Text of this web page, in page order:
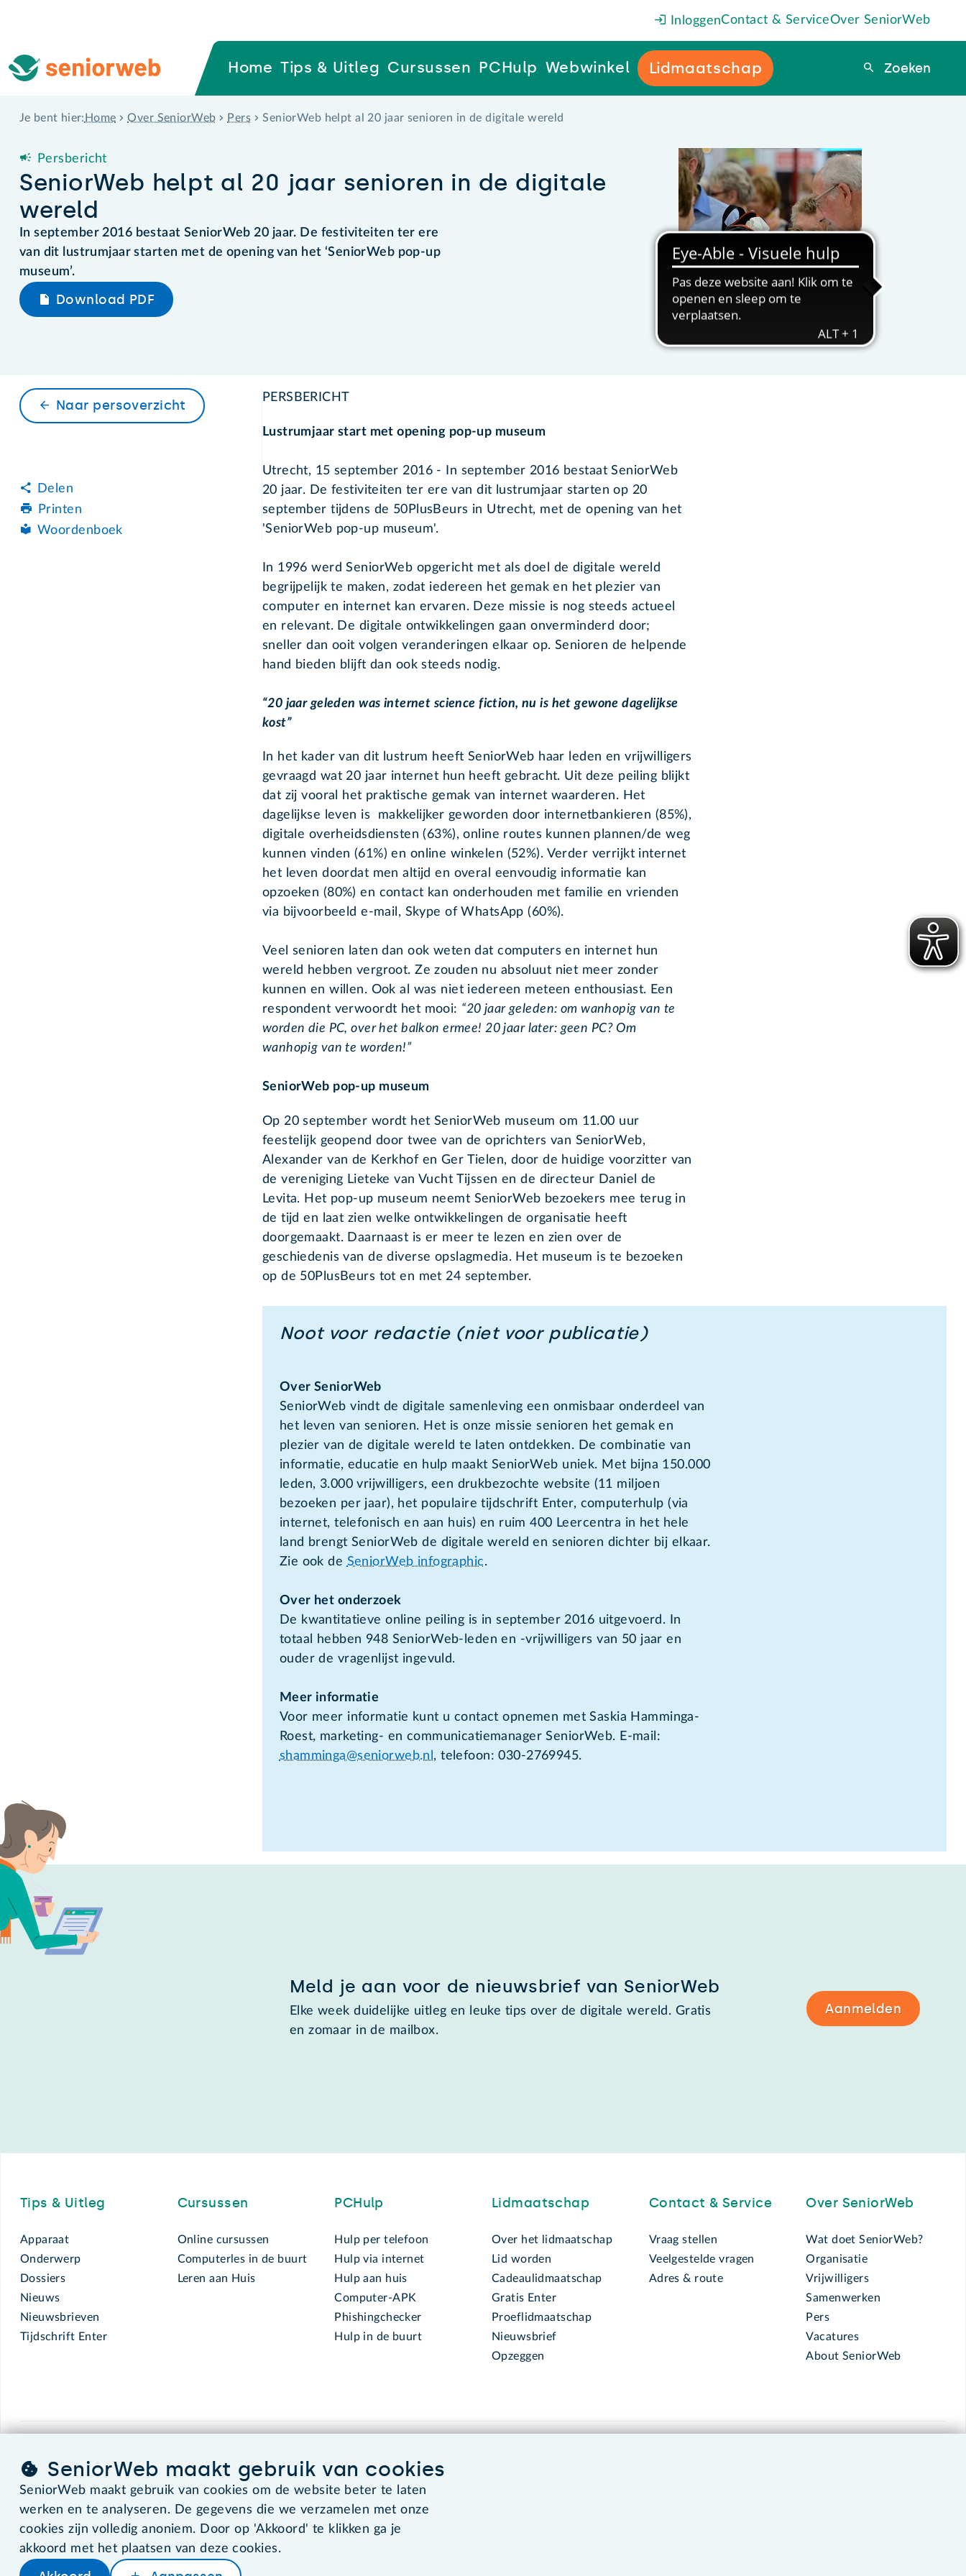
InloggenContact & ServiceOver SeniorWeb
Home Tips & Uitleg Cursussen PCHulp Webwinkel Lidmaatschap Zoeken
Zoeken
Je bent hier: Home Over SeniorWeb Pers SeniorWeb helpt al 20 jaar senioren in de digitale wereld
SeniorWeb helpt al 20 jaar senioren in de digitale
wereld
Persbericht
In september 2016 bestaat SeniorWeb 20 jaar. De festiviteiten ter ere
van dit lustrumjaar starten met de opening van het ‘SeniorWeb pop-up
museum’.
Download PDF
Naar persoverzicht
Delen
Printen
Woordenboek
PERSBERICHT
Lustrumjaar start met opening pop-up museum
Utrecht, 15 september 2016 - In september 2016 bestaat SeniorWeb
20 jaar. De festiviteiten ter ere van dit lustrumjaar starten op 20
september tijdens de 50PlusBeurs in Utrecht, met de opening van het
'SeniorWeb pop-up museum'.
In 1996 werd SeniorWeb opgericht met als doel de digitale wereld
begrijpelijk te maken, zodat iedereen het gemak en het plezier van
computer en internet kan ervaren. Deze missie is nog steeds actueel
en relevant. De digitale ontwikkelingen gaan onverminderd door;
sneller dan ooit volgen veranderingen elkaar op. Senioren de helpende
hand bieden blijft dan ook steeds nodig.
“20 jaar geleden was internet science fiction, nu is het gewone dagelijkse
kost”
In het kader van dit lustrum heeft SeniorWeb haar leden en vrijwilligers
gevraagd wat 20 jaar internet hun heeft gebracht. Uit deze peiling blijkt
dat zij vooral het praktische gemak van internet waarderen. Het
dagelijkse leven is makkelijker geworden door internetbankieren (85%),
digitale overheidsdiensten (63%), online routes kunnen plannen/de weg
kunnen vinden (61%) en online winkelen (52%). Verder verrijkt internet
het leven doordat men altijd en overal eenvoudig informatie kan
opzoeken (80%) en contact kan onderhouden met familie en vrienden
via bijvoorbeeld e-mail, Skype of WhatsApp (60%).
Veel senioren laten dan ook weten dat computers en internet hun
wereld hebben vergroot. Ze zouden nu absoluut niet meer zonder
kunnen en willen. Ook al was niet iedereen meteen enthousiast. Een
respondent verwoordt het mooi: “20 jaar geleden: om wanhopig van te
worden die PC, over het balkon ermee! 20 jaar later: geen PC? Om
wanhopig van te worden!”
SeniorWeb pop-up museum
Op 20 september wordt het SeniorWeb museum om 11.00 uur
feestelijk geopend door twee van de oprichters van SeniorWeb,
Alexander van de Kerkhof en Ger Tielen, door de huidige voorzitter van
de vereniging Lieteke van Vucht Tijssen en de directeur Daniel de
Levita. Het pop-up museum neemt SeniorWeb bezoekers mee terug in
de tijd en laat zien welke ontwikkelingen de organisatie heeft
doorgemaakt. Daarnaast is er meer te lezen en zien over de
geschiedenis van de diverse opslagmedia. Het museum is te bezoeken
op de 50PlusBeurs tot en met 24 september.
Noot voor redactie (niet voor publicatie)
Over SeniorWeb
SeniorWeb vindt de digitale samenleving een onmisbaar onderdeel van
het leven van senioren. Het is onze missie senioren het gemak en
plezier van de digitale wereld te laten ontdekken. De combinatie van
informatie, educatie en hulp maakt SeniorWeb uniek. Met bijna 150.000
leden, 3.000 vrijwilligers, een drukbezochte website (11 miljoen
bezoeken per jaar), het populaire tijdschrift Enter, computerhulp (via
internet, telefonisch en aan huis) en ruim 400 Leercentra in het hele
land brengt SeniorWeb de digitale wereld en senioren dichter bij elkaar.
Zie ook de SeniorWeb infographic.
Over het onderzoek
De kwantitatieve online peiling is in september 2016 uitgevoerd. In
totaal hebben 948 SeniorWeb-leden en -vrijwilligers van 50 jaar en
ouder de vragenlijst ingevuld.
Meer informatie
Voor meer informatie kunt u contact opnemen met Saskia Hamminga-
Roest, marketing- en communicatiemanager SeniorWeb. E-mail:
shamminga@seniorweb.nl , telefoon: 030-2769945.
Meld je aan voor de nieuwsbrief van SeniorWeb
Elke week duidelijke uitleg en leuke tips over de digitale wereld. Gratis
en zomaar in de mailbox.
Aanmelden
Tips & Uitleg
Apparaat
Onderwerp
Dossiers
Nieuws
Nieuwsbrieven
Tijdschrift Enter
Cursussen
Online cursussen
Computerles in de buurt
Leren aan Huis
PCHulp
Hulp per telefoon
Hulp via internet
Hulp aan huis
Computer-APK
Phishingchecker
Hulp in de buurt
Lidmaatschap
Over het lidmaatschap
Lid worden
Cadeaulidmaatschap
Gratis Enter
Proeflidmaatschap
Nieuwsbrief
Opzeggen
Contact & Service
Vraag stellen
Veelgestelde vragen
Adres & route
Over SeniorWeb
Wat doet SeniorWeb?
Organisatie
Vrijwilligers
Samenwerken
Pers
Vacatures
About SeniorWeb
SeniorWeb. De computerhulp voor u.
©2026 SeniorWeb
SeniorWeb maakt gebruik van cookies
SeniorWeb maakt gebruik van cookies om de website beter te laten
werken en te analyseren. De gegevens die we verzamelen met onze
cookies zijn volledig anoniem. Door op 'Akkoord' te klikken ga je
akkoord met het plaatsen van deze cookies.